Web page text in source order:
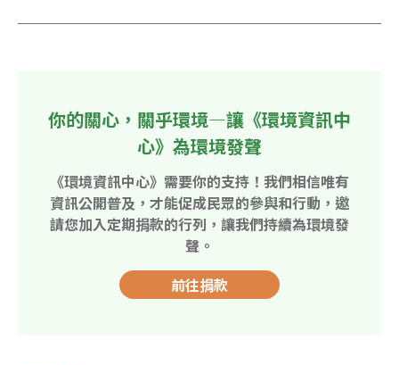
你的關心，關乎環境—讓《環境資訊中
心》為環境發聲
《環境資訊中心》需要你的支持！我們相信唯有
資訊公開普及，才能促成民眾的參與和行動，邀
請您加入定期捐款的行列，讓我們持續為環境發
聲。
前往捐款